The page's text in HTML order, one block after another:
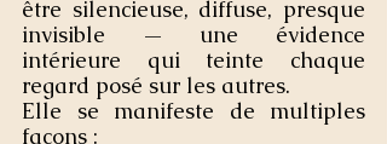
être silencieuse, diffuse, presque
invisible — une évidence
intérieure qui teinte chaque
regard posé sur les autres.
Elle se manifeste de multiples
façons :